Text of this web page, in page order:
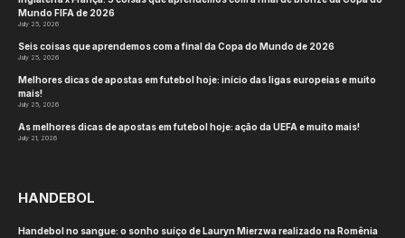
O torneio que o mundo inteiro esperava está agora
do mercado.